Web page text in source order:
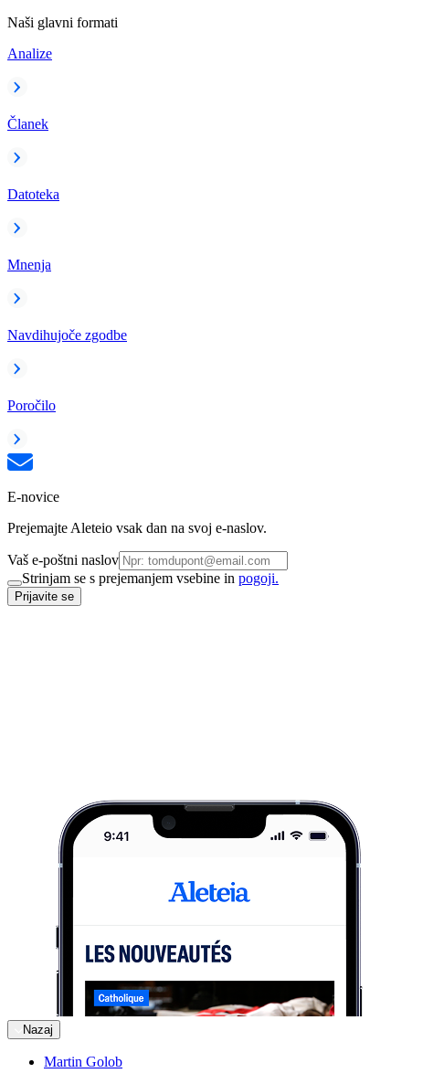
Naši glavni formati
Analize
Članek
Datoteka
Mnenja
Navdihujoče zgodbe
Poročilo
E-novice
Prejemajte Aleteio vsak dan na svoj e-naslov.
Vaš e-poštni naslov
Strinjam se s prejemanjem vsebine in pogoji.
Prijavite se
Nazaj
Martin Golob